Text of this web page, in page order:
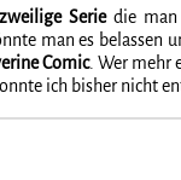
Seriedie man
man es belassen
Comic. Wer mehr
ich bisher nicht